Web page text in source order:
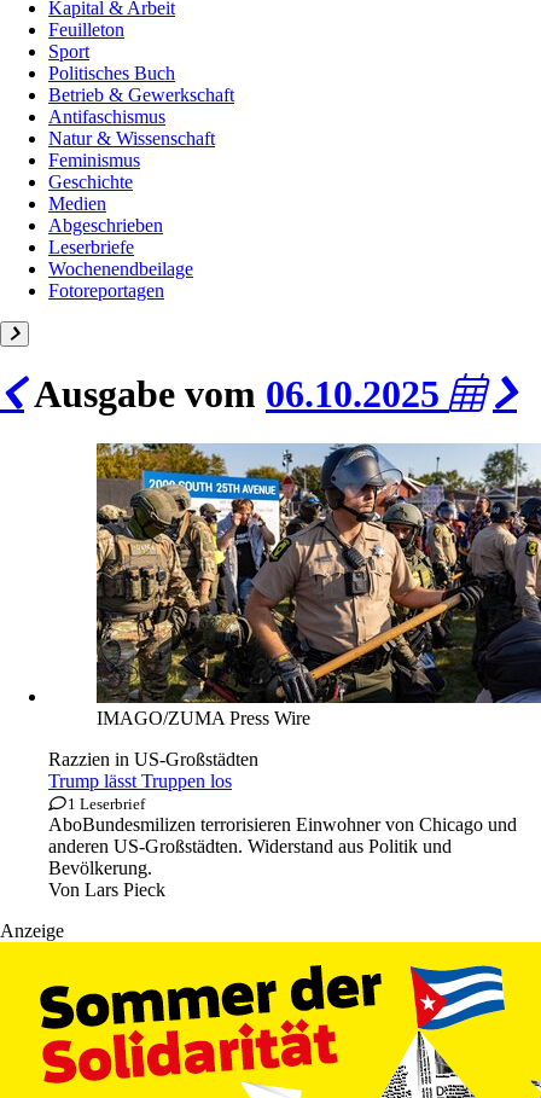
Kapital & Arbeit
Feuilleton
Sport
Politisches Buch
Betrieb & Gewerkschaft
Antifaschismus
Natur & Wissenschaft
Feminismus
Geschichte
Medien
Abgeschrieben
Leserbriefe
Wochenendbeilage
Fotoreportagen
Ausgabe vom 06.10.2025
IMAGO/ZUMA Press Wire
Razzien in US-Großstädten
Trump lässt Truppen los
1 Leserbrief
AboBundesmilizen terrorisieren Einwohner von Chicago und
anderen US-Großstädten. Widerstand aus Politik und
Bevölkerung.
Von Lars Pieck
Anzeige